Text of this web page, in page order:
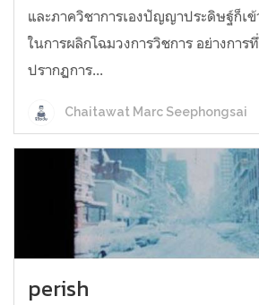
และภาควิชาการเองปัญญาประดิษฐ์ก็
ในการผลิกโฉมวงการวิชการ อย่างกา
ปรากฏการ...
Chaitawat Marc Seephongsai
perish